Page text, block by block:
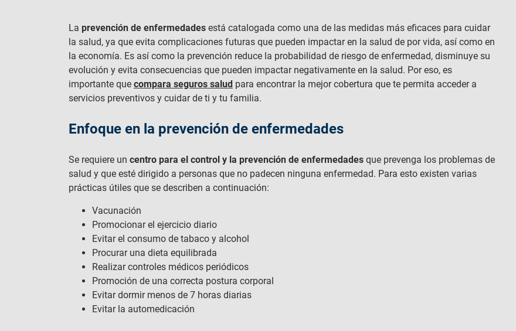
La prevención de enfermedades está catalogada como una de las medidas más eficaces para cuidar
la salud, ya que evita complicaciones futuras que pueden impactar en la salud de por vida, así como en
la economía. Es así como la prevención reduce la probabilidad de riesgo de enfermedad, disminuye su
evolución y evita consecuencias que pueden impactar negativamente en la salud. Por eso, es
importante que compara seguros salud para encontrar la mejor cobertura que te permita acceder a
servicios preventivos y cuidar de ti y tu familia.
Enfoque en la prevención de enfermedades
Se requiere un centro para el control y la prevención de enfermedades que prevenga los problemas de
salud y que esté dirigido a personas que no padecen ninguna enfermedad. Para esto existen varias
prácticas útiles que se describen a continuación:
Vacunación
Promocionar el ejercicio diario
Evitar el consumo de tabaco y alcohol
Procurar una dieta equilibrada
Realizar controles médicos periódicos
Promoción de una correcta postura corporal
Evitar dormir menos de 7 horas diarias
Evitar la automedicación